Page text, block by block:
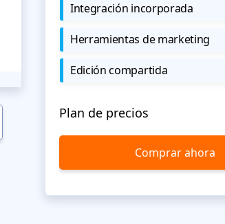
Integración incorporada
Herramientas de marketing
Edición compartida
Plan de precios
Comprar ahora